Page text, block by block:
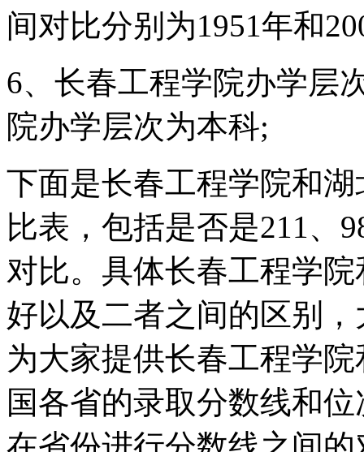
间对比分别为1951年和
6、长春工程学院办学层
院办学层次为本科;
下面是长春工程学院和
比表，包括是否是211、
对比。具体长春工程学
好以及二者之间的区别
为大家提供长春工程学
国各省的录取分数线和